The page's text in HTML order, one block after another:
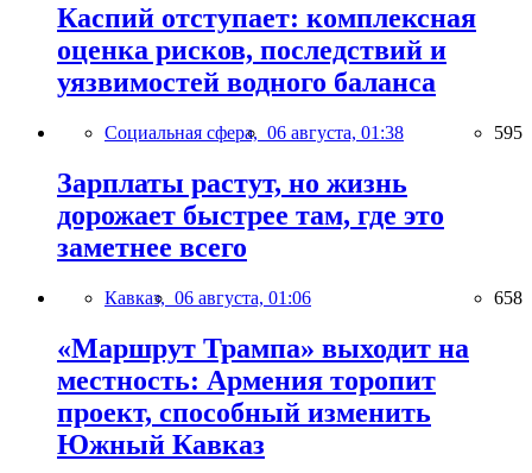
Каспий отступает: комплексная
оценка рисков, последствий и
уязвимостей водного баланса
Социальная сфера, 06 августа, 01:38 595
Зарплаты растут, но жизнь
дорожает быстрее там, где это
заметнее всего
Кавказ, 06 августа, 01:06 658
«Маршрут Трампа» выходит на
местность: Армения торопит
проект, способный изменить
Южный Кавказ